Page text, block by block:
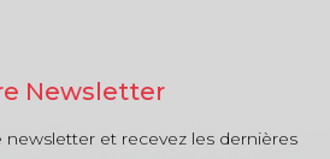
Newsletter
et recevez les dernières